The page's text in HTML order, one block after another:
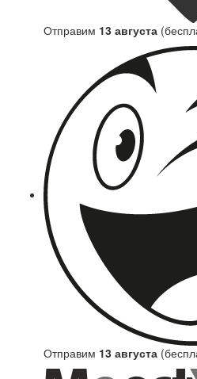
Отправим 13 августа
Отправим 13 августа